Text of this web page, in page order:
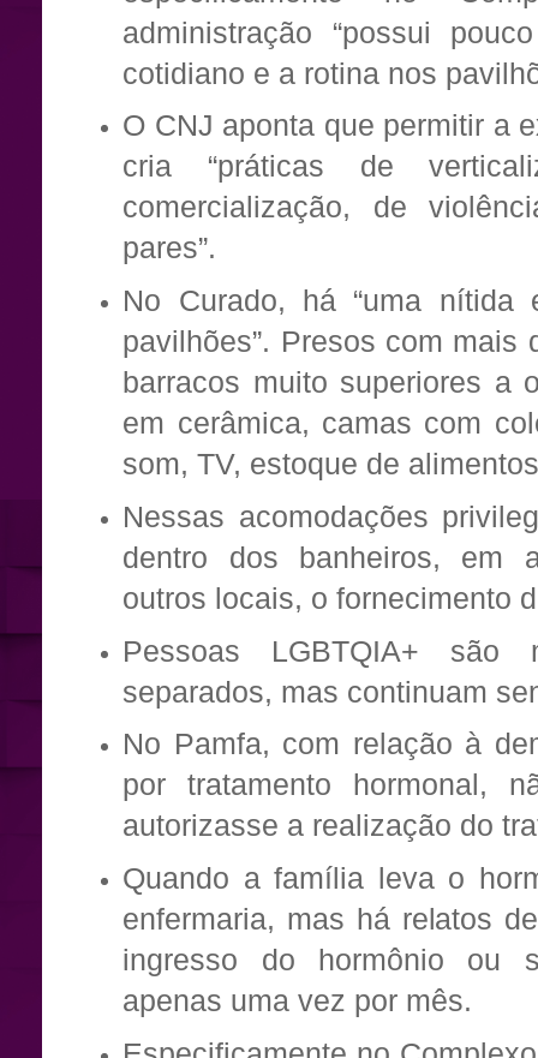
administração “possui
cotidiano e a rotina nos
O CNJ aponta que permitir a
cria “práticas de
comercialização, de
pares”.
No Curado, há “uma nítida
pavilhões”. Presos com mais
barracos muito superiores a
em cerâmica, camas com
som, TV, estoque de
Nessas acomodações
dentro dos banheiros, em
outros locais, o fornecimento
Pessoas LGBTQIA+ são
separados, mas continuam
No Pamfa, com relação à
por tratamento hormonal,
autorizasse a realização do
Quando a família leva o
enfermaria, mas há relatos
ingresso do hormônio ou
apenas uma vez por mês.